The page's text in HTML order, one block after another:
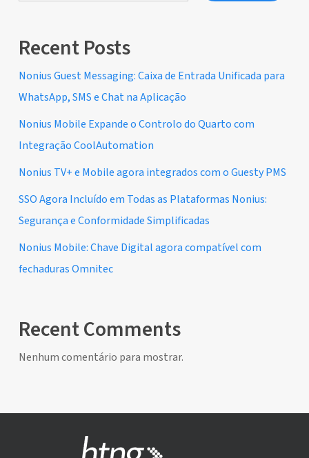
Recent Posts
Nonius Guest Messaging: Caixa de Entrada Unificada para
WhatsApp, SMS e Chat na Aplicação
Nonius Mobile Expande o Controlo do Quarto com
Integração CoolAutomation
Nonius TV+ e Mobile agora integrados com o Guesty PMS
SSO Agora Incluído em Todas as Plataformas Nonius:
Segurança e Conformidade Simplificadas
Nonius Mobile: Chave Digital agora compatível com
fechaduras Omnitec
Recent Comments
Nenhum comentário para mostrar.